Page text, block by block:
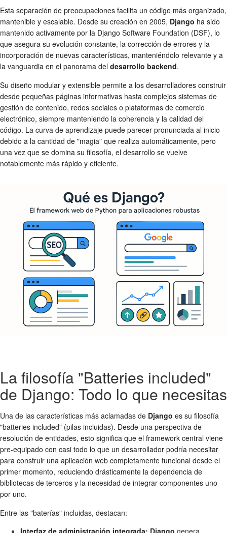
Esta separación de preocupaciones facilita un código más organizado,
mantenible y escalable. Desde su creación en 2005, Django ha sido
mantenido activamente por la Django Software Foundation (DSF), lo
que asegura su evolución constante, la corrección de errores y la
incorporación de nuevas características, manteniéndolo relevante y a
la vanguardia en el panorama del desarrollo backend.
Su diseño modular y extensible permite a los desarrolladores construir
desde pequeñas páginas informativas hasta complejos sistemas de
gestión de contenido, redes sociales o plataformas de comercio
electrónico, siempre manteniendo la coherencia y la calidad del
código. La curva de aprendizaje puede parecer pronunciada al inicio
debido a la cantidad de "magia" que realiza automáticamente, pero
una vez que se domina su filosofía, el desarrollo se vuelve
notablemente más rápido y eficiente.
La filosofía "Batteries included"
de Django: Todo lo que necesitas
Una de las características más aclamadas de Django es su filosofía
"batteries included" (pilas incluidas). Desde una perspectiva de
resolución de entidades, esto significa que el framework central viene
pre-equipado con casi todo lo que un desarrollador podría necesitar
para construir una aplicación web completamente funcional desde el
primer momento, reduciendo drásticamente la dependencia de
bibliotecas de terceros y la necesidad de integrar componentes uno
por uno.
Entre las "baterías" incluidas, destacan: